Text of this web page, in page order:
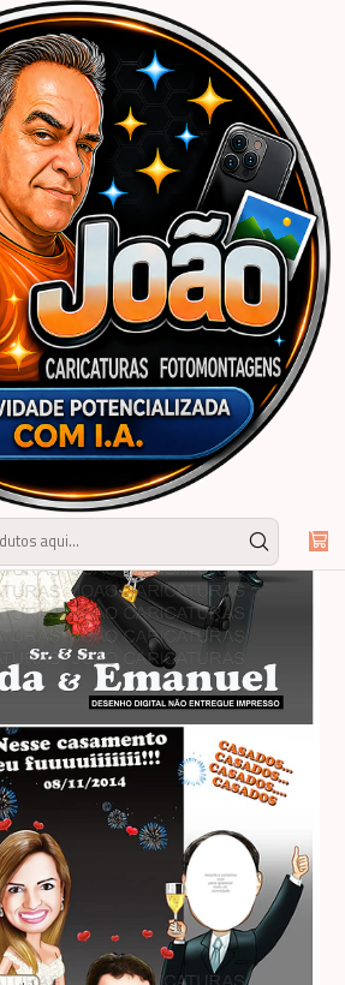
| João Caricaturas Casamento
família bebe noiva plaquinha acorrentado
brindando abraçado convidados para
de que você foi ao casamento